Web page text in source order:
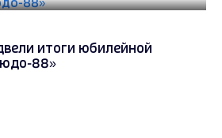
итоги юбилейной
88»